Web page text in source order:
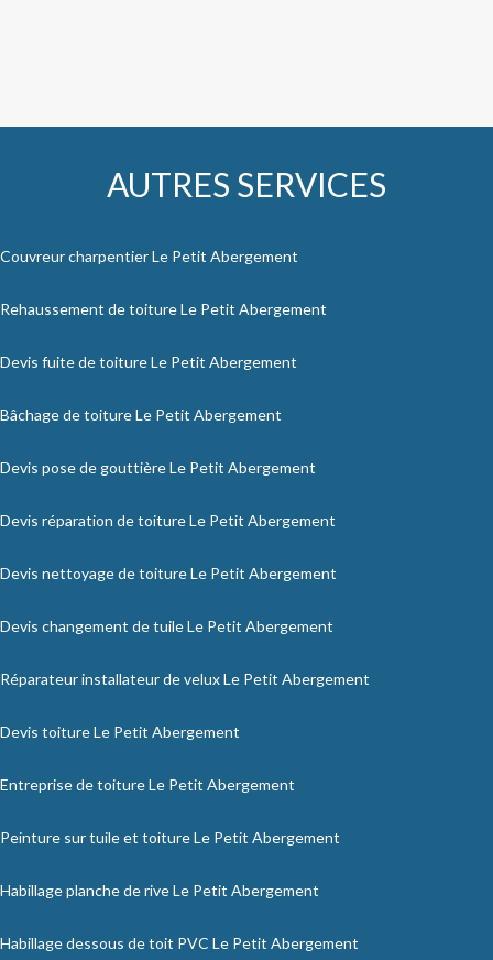
AUTRES SERVICES
Couvreur charpentier Le Petit Abergement
Rehaussement de toiture Le Petit Abergement
Devis fuite de toiture Le Petit Abergement
Bâchage de toiture Le Petit Abergement
Devis pose de gouttière Le Petit Abergement
Devis réparation de toiture Le Petit Abergement
Devis nettoyage de toiture Le Petit Abergement
Devis changement de tuile Le Petit Abergement
Réparateur installateur de velux Le Petit Abergement
Devis toiture Le Petit Abergement
Entreprise de toiture Le Petit Abergement
Peinture sur tuile et toiture Le Petit Abergement
Habillage planche de rive Le Petit Abergement
Habillage dessous de toit PVC Le Petit Abergement